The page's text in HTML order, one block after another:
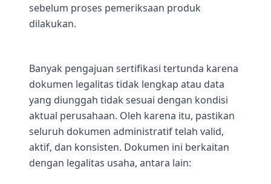
sebelum proses pemeriksaan produk
dilakukan.
Banyak pengajuan sertifikasi tertunda karena
dokumen legalitas tidak lengkap atau data
yang diunggah tidak sesuai dengan kondisi
aktual perusahaan. Oleh karena itu, pastikan
seluruh dokumen administratif telah valid,
aktif, dan konsisten. Dokumen ini berkaitan
dengan legalitas usaha, antara lain: